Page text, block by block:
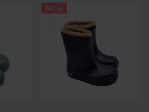
Akcia